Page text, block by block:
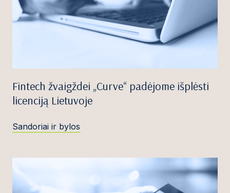
Fintech žvaigždei „Curve“ padėjome išplėsti
licenciją Lietuvoje
Sandoriai ir bylos